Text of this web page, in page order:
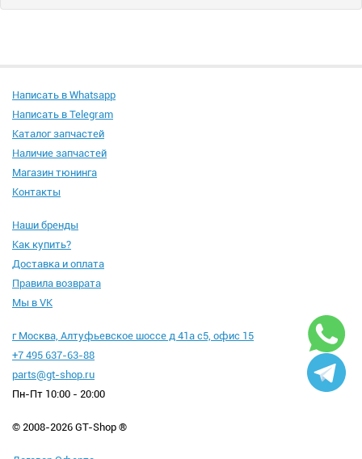
Написать в Whatsapp
Написать в Telegram
Каталог запчастей
Наличие запчастей
Магазин тюнинга
Контакты
Наши бренды
Как купить?
Доставка и оплата
Правила возврата
Мы в VK
г Москва, Алтуфьевское шоссе д 41а с5, офис 15
+7 495 637-63-88
parts@gt-shop.ru
Пн-Пт 10:00 - 20:00
© 2008-2026 GT-Shop ®